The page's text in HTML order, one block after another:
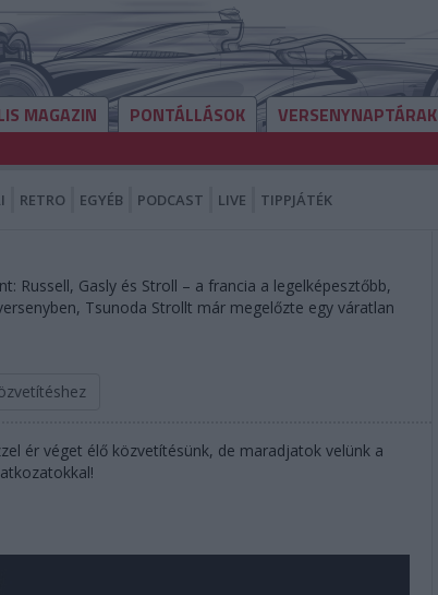
MAGAZIN PONTÁLLÁSOK VERSENYNAPTÁRAK
RETRO EGYÉB PODCAST LIVE TIPPJÁTÉK
Russell, Gasly és Stroll – a francia a legelképesztőbb,
Tsunoda Strollt már megelőzte egy váratlan
ér véget élő közvetítésünk, de maradjatok velünk a